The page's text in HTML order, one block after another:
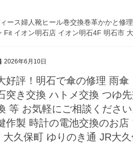
ース婦人靴ヒール巻交換巻革かかと修
Fit イオン明石店 イオン明石4F 明石市
2026年6月10日
好評！明石で傘の修理 雨
突き交換 ハトメ交換 つゆ
等 お気軽にご相談くださ
作製 時計の電池交換のお
久保町 ゆりのき通 JR大